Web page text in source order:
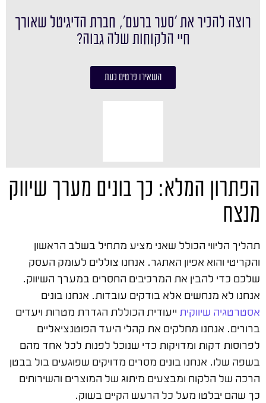
רוצה להכיר את ׳סער ברעם׳, חברת הדיגיטל שאורך
חיי הלקוחות שלה גבוה?
השאירו פרטים כעת
הפתרון המלא: כך בונים מערך שיווק
מנצח
תהליך הליווי הכולל שאני מציע מתחיל בשלב הראשון
והקריטי והוא אפיון האתגר. אנחנו צוללים לעומק העסק
שלכם כדי להבין את המרכיבים החסרים במערך השיווק.
אנחנו לא מנחשים אלא בודקים עובדות. אנחנו בונים
אסטרטגיה שיווקית ייעודית הכוללת הגדרת מטרות ויעדים
ברורים. אנחנו מחלקים את קהלי היעד הפוטנציאליים
לפרוסות דקות ומדויקות כדי שנוכל לפנות לכל אחד מהם
בשפה שלו. אנחנו בונים מסרים מדויקים שפוגעים בול בבטן
הרכה של הלקוח ומבצעים מיתוג של המוצרים והשירותים
כך שהם יבלטו מעל כל הרעש הקיים בשוק.